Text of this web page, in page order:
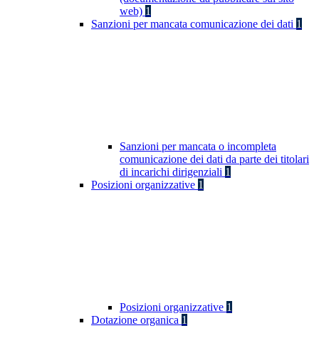
web) 1
Sanzioni per mancata comunicazione dei dati 1
Sanzioni per mancata o incompleta
comunicazione dei dati da parte dei titolari
di incarichi dirigenziali 1
Posizioni organizzative 1
Posizioni organizzative 1
Dotazione organica 1